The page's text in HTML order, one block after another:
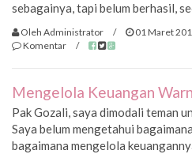
sebagainya, tapi belum berhasil,
Oleh Administrator / 01 Maret
Komentar
/
Mengelola Keuangan
Pak Gozali, saya dimodali teman
Saya belum mengetahui
bagaimana mengelola